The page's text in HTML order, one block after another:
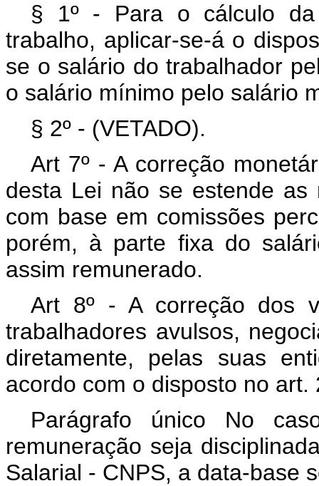
§ 1º - Para o cálculo
trabalho, aplicar-se-á o
se o salário do trabalhador
o salário mínimo pelo salário
§ 2º - (VETADO).
Art 7º - A correção
desta Lei não se estende as
com base em comissões
porém, à parte fixa do
assim remunerado.
Art 8º - A correção dos
trabalhadores avulsos,
diretamente, pelas suas
acordo com o disposto no art.
Parágrafo único No
remuneração seja
Salarial - CNPS, a data-base